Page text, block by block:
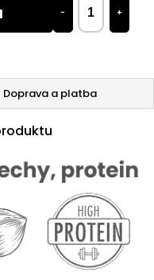
+
−
Doprava a platba